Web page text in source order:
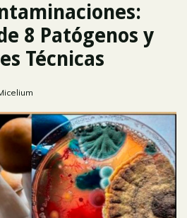
8 Patógenos y
Técnicas